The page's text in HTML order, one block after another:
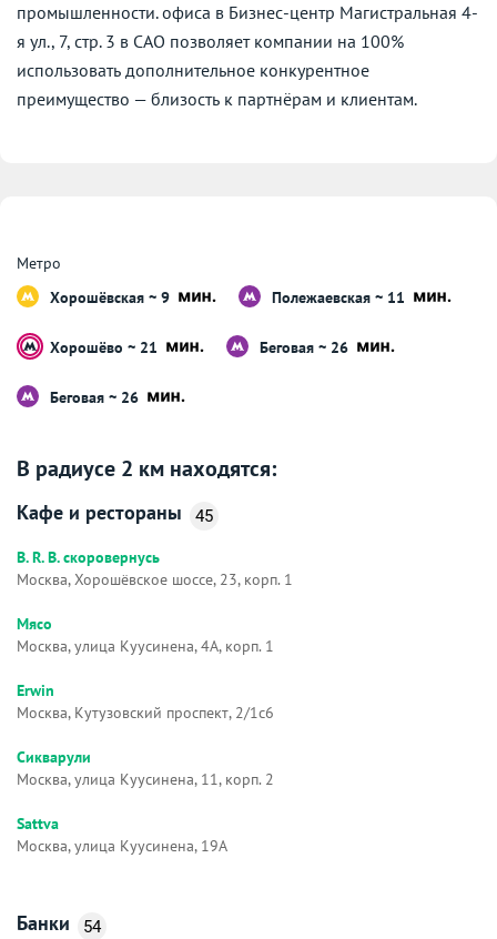
промышленности. офиса в Бизнес-центр Магистральная 4-
я ул., 7, стр. 3 в САО позволяет компании на 100%
использовать дополнительное конкурентное
преимущество — близость к партнёрам и клиентам.
Метро
Хорошёвская ~ 9
Полежаевская ~ 11
Хорошёво ~ 21 Беговая ~ 26
Беговая ~ 26
В радиусе 2 км находятся:
Кафе и рестораны 45
B. R. B. скоровернусь
Москва, Хорошёвское шоссе, 23, корп. 1
Мясо
Москва, улица Куусинена, 4А, корп. 1
Erwin
Москва, Кутузовский проспект, 2/1с6
Сикварули
Москва, улица Куусинена, 11, корп. 2
Sattva
Москва, улица Куусинена, 19А
Банки 54